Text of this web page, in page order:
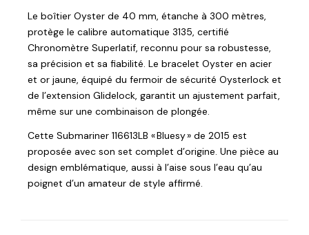
Le boîtier Oyster de 40 mm, étanche à 300 mètres,
protège le calibre automatique 3135, certifié
Chronomètre Superlatif, reconnu pour sa robustesse,
sa précision et sa fiabilité. Le bracelet Oyster en acier
et or jaune, équipé du fermoir de sécurité Oysterlock et
de l’extension Glidelock, garantit un ajustement parfait,
même sur une combinaison de plongée.
Cette Submariner 116613LB « Bluesy » de 2015 est
proposée avec son set complet d’origine. Une pièce au
design emblématique, aussi à l’aise sous l’eau qu’au
poignet d’un amateur de style affirmé.